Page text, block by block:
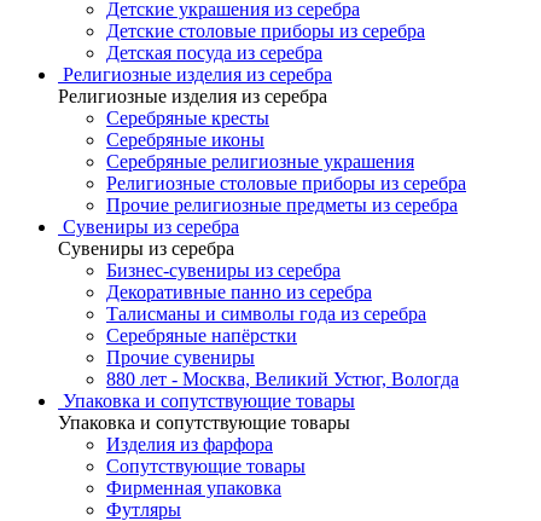
Детские украшения из серебра
Детские столовые приборы из серебра
Детская посуда из серебра
Религиозные изделия из серебра
Религиозные изделия из серебра
Серебряные кресты
Серебряные иконы
Серебряные религиозные украшения
Религиозные столовые приборы из серебра
Прочие религиозные предметы из серебра
Сувениры из серебра
Сувениры из серебра
Бизнес-сувениры из серебра
Декоративные панно из серебра
Талисманы и символы года из серебра
Серебряные напёрстки
Прочие сувениры
880 лет - Москва, Великий Устюг, Вологда
Упаковка и сопутствующие товары
Упаковка и сопутствующие товары
Изделия из фарфора
Сопутствующие товары
Фирменная упаковка
Футляры